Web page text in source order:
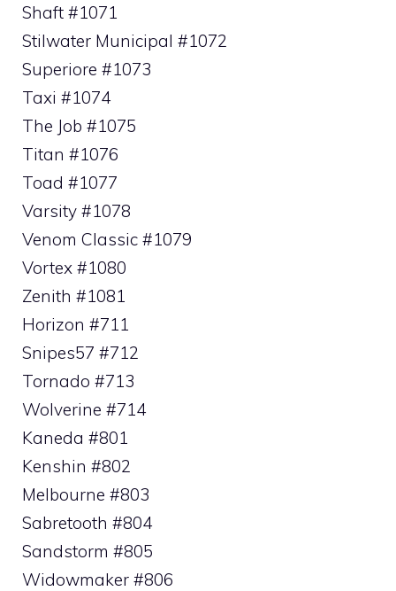
Shaft #1071
Stilwater Municipal #1072
Superiore #1073
Taxi #1074
The Job #1075
Titan #1076
Toad #1077
Varsity #1078
Venom Classic #1079
Vortex #1080
Zenith #1081
Horizon #711
Snipes57 #712
Tornado #713
Wolverine #714
Kaneda #801
Kenshin #802
Melbourne #803
Sabretooth #804
Sandstorm #805
Widowmaker #806